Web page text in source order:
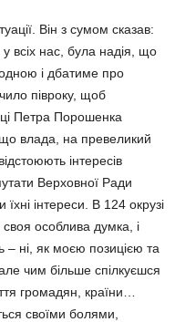
Він з сумом сказав:
у всіх нас, була надія, що
і дбатиме про
півроку, щоб
Петра Порошенка
влада, на превеликий
інтересів
Верховної Ради
інтереси. В 124 окрузі
особлива думка, і
– ні, як моєю позицією та
чим більше спілкуєшся
громадян, країни…
своїми болями,